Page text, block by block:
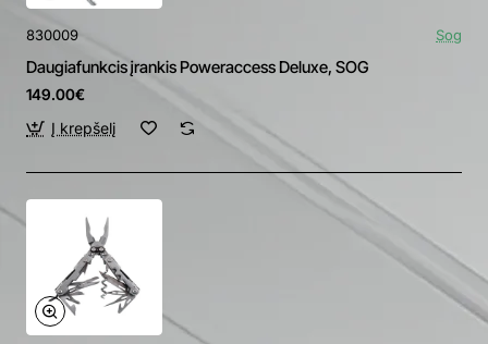
830009 Sog
Daugiafunkcis įrankis Poweraccess Deluxe, SOG
149.00€
Į krepšelį